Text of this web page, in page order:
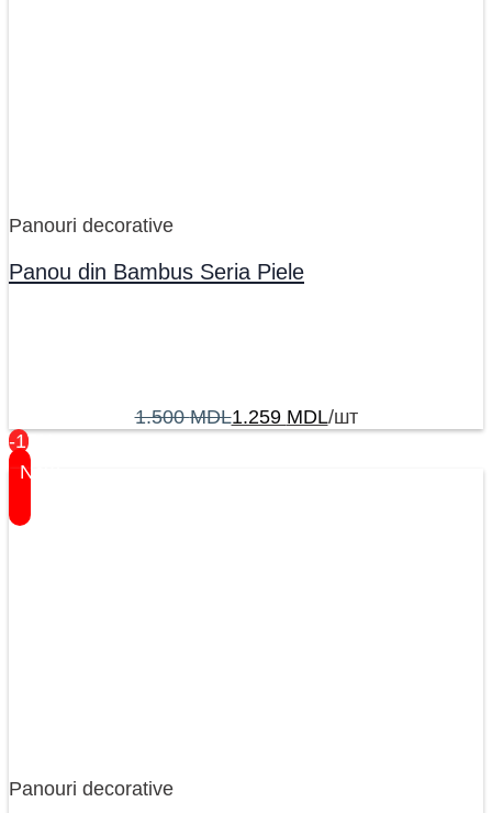
Panouri decorative
Panou din Bambus Seria Piele
1.500MDL1.259 MDL/шт
-17%
New
Panouri decorative